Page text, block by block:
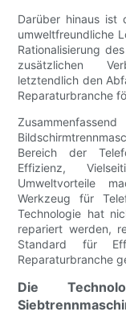
Darüber hinaus ist
umweltfreundliche
Rationalisierung
zusätzlichen
letztendlich den
Reparaturbranche
Bereich der
Effizienz,
Umweltvorteile
Werkzeug für
Technologie hat
repariert werden,
Standard für
Reparaturbranche
Die